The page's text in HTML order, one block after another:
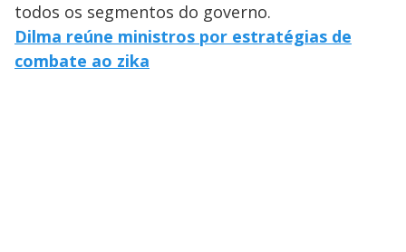
todos os segmentos do governo.
Dilma reúne ministros por estratégias de
combate ao zika